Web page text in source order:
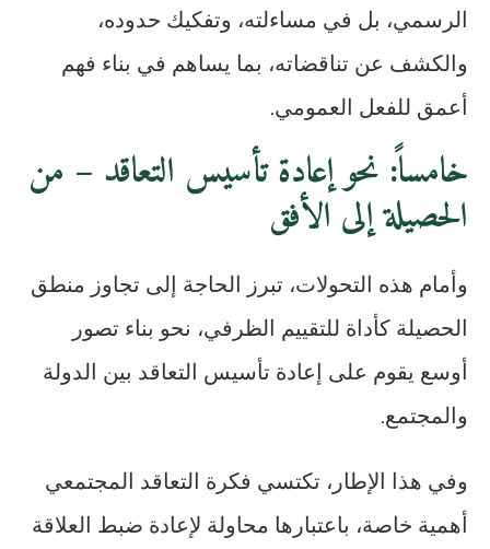
الرسمي، بل في مساءلته، وتفكيك حدوده،
والكشف عن تناقضاته، بما يساهم في بناء فهم
أعمق للفعل العمومي.
خامساً: نحو إعادة تأسيس التعاقد – من
الحصيلة إلى الأفق
وأمام هذه التحولات، تبرز الحاجة إلى تجاوز منطق
الحصيلة كأداة للتقييم الظرفي، نحو بناء تصور
أوسع يقوم على إعادة تأسيس التعاقد بين الدولة
والمجتمع.
وفي هذا الإطار، تكتسي فكرة التعاقد المجتمعي
أهمية خاصة، باعتبارها محاولة لإعادة ضبط العلاقة